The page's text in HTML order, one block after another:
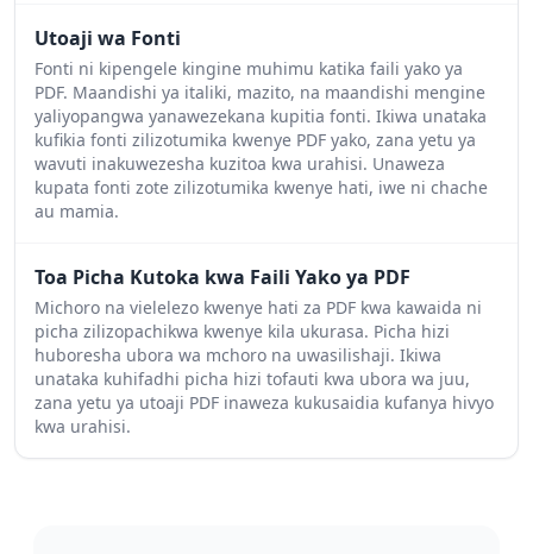
Utoaji wa Fonti
Fonti ni kipengele kingine muhimu katika faili yako ya
PDF. Maandishi ya italiki, mazito, na maandishi mengine
yaliyopangwa yanawezekana kupitia fonti. Ikiwa unataka
kufikia fonti zilizotumika kwenye PDF yako, zana yetu ya
wavuti inakuwezesha kuzitoa kwa urahisi. Unaweza
kupata fonti zote zilizotumika kwenye hati, iwe ni chache
au mamia.
Toa Picha Kutoka kwa Faili Yako ya PDF
Michoro na vielelezo kwenye hati za PDF kwa kawaida ni
picha zilizopachikwa kwenye kila ukurasa. Picha hizi
huboresha ubora wa mchoro na uwasilishaji. Ikiwa
unataka kuhifadhi picha hizi tofauti kwa ubora wa juu,
zana yetu ya utoaji PDF inaweza kukusaidia kufanya hivyo
kwa urahisi.